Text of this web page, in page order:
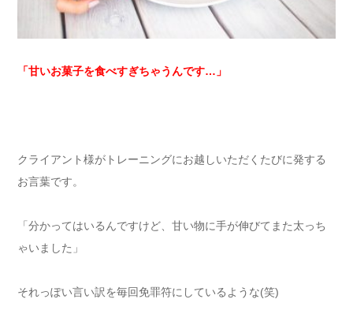
「甘いお菓子を食べすぎちゃうんです…」
クライアント様がトレーニングにお越しいただくたびに発する
お言葉です。
「分かってはいるんですけど、甘い物に手が伸びてまた太っち
ゃいました」
それっぽい言い訳を毎回免罪符にしているような(笑)